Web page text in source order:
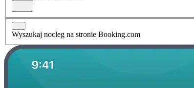
Wyszukaj nocleg na stronie Booking.com